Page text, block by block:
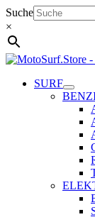
Ga
naar
de
inhoud
Suche
×
SURF